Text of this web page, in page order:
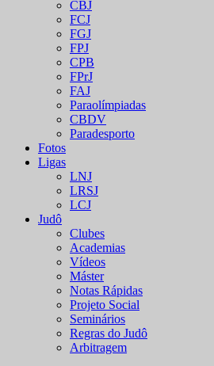
CBJ
FCJ
FGJ
FPJ
CPB
FPrJ
FAJ
Paraolímpiadas
CBDV
Paradesporto
Fotos
Ligas
LNJ
LRSJ
LCJ
Judô
Clubes
Academias
Vídeos
Máster
Notas Rápidas
Projeto Social
Seminários
Regras do Judô
Arbitragem